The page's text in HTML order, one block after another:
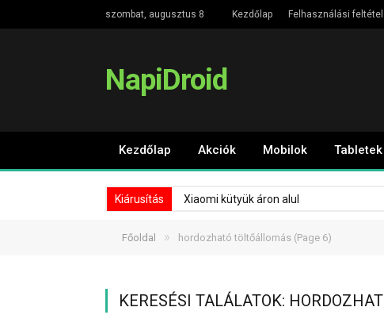
szombat, augusztus 8 Kezdőlap Felhasználási
NapiDroid
Kezdőlap Akciók Mobilok Tabletek
Kiárusítás Xiaomi kütyük áron alul
Főoldal » hordozható töltőállomás (Page 6)
KERESÉSI TALÁLATOK: